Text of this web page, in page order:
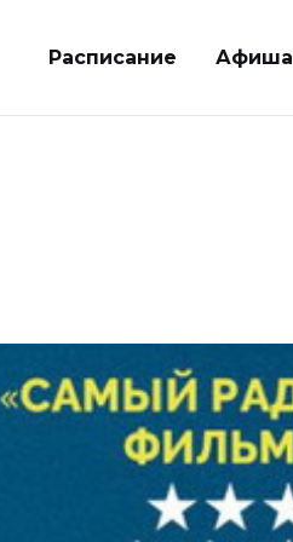
Расписание Афиша